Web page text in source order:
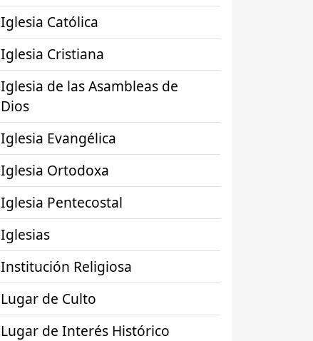
Iglesia Católica
Iglesia Cristiana
Iglesia de las Asambleas de
Dios
Iglesia Evangélica
Iglesia Ortodoxa
Iglesia Pentecostal
Iglesias
Institución Religiosa
Lugar de Culto
Lugar de Interés Histórico